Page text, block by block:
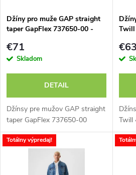
e
p
r
o
d
u
s
p
r
d
u
Džíny pro muže GAP straight
taper GapFlex 737650-00 -
€71
Skladom
DETAIL
Džínsy pre mužov GAP straight
taper GapFlex 737650-00
Twill
€63
Twill
Totálny výpredaj!